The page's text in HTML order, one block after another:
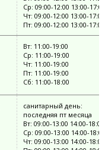
Ср: 09:00-12:00 13:00-17:00
Чт: 09:00-12:00 13:00-17:00
Пт: 09:00-12:00 13:00-17:00
Вт: 11:00-19:00
Ср: 11:00-19:00
Чт: 11:00-19:00
Пт: 11:00-19:00
Сб: 11:00-18:00
санитарный день:
последняя пт месяца
Вт: 09:00-13:00 14:00-18:00
Ср: 09:00-13:00 14:00-18:00
Чт: 09:00-13:00 14:00-18:00